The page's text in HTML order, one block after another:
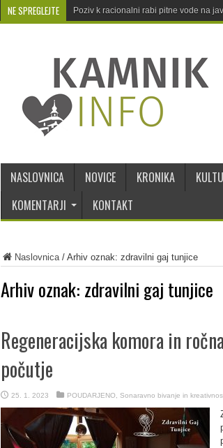
NE SPREGLEJTE Poziv k racionalni rabi pitne vode na
NASLOVNICA NOVICE KRONIKA
KOMENTARJI
KONTAKT
Naslovnica/ Arhiv oznak: zdravilni gaj tunjice
Arhiv oznak: zdravilni gaj tunjice
Regeneracijska komora in
počutje
25. 1. 2023 POUDARJENO Sonaravno bivanje in